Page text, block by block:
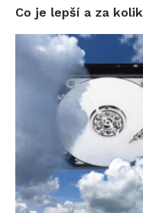
Co je lepší a za kolik